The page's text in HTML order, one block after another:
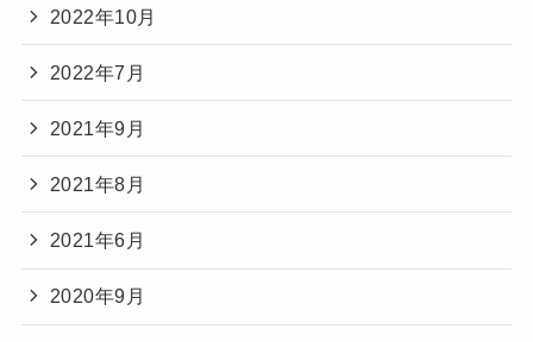
2022年10月
2022年7月
2021年9月
2021年8月
2021年6月
2020年9月